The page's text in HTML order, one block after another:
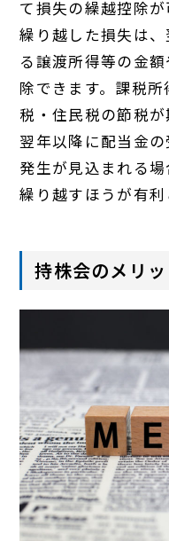
て損失の繰越控除が
繰り越した損失は
る譲渡所得等の金
除できます。課税
税・住民税の節税が
翌年以降に配当金
発生が見込まれる
繰り越すほうが有利
持株会のメリッ